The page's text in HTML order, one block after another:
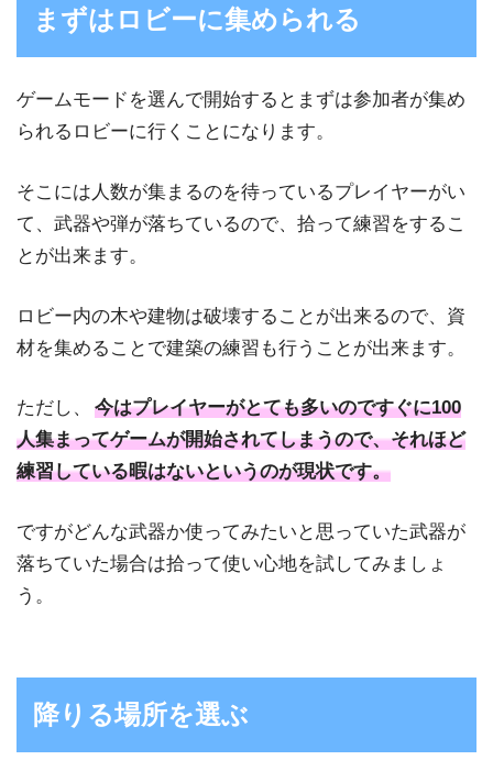
まずはロビーに集められる
ゲームモードを選んで開始するとまずは参加者が集め
られるロビーに行くことになります。
そこには人数が集まるのを待っているプレイヤーがい
て、武器や弾が落ちているので、拾って練習をするこ
とが出来ます。
ロビー内の木や建物は破壊することが出来るので、資
材を集めることで建築の練習も行うことが出来ます。
ただし、
今はプレイヤーがとても多いのですぐに100
人集まってゲームが開始されてしまうので、それほど
練習している暇はないというのが現状です。
ですがどんな武器か使ってみたいと思っていた武器が
落ちていた場合は拾って使い心地を試してみましょ
う。
降りる場所を選ぶ